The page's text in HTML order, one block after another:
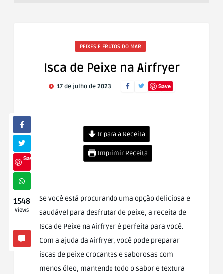
PEIXES E FRUTOS DO MAR
Isca de Peixe na Airfryer
17 de julho de 2023 Save
Save
1548
Views
Ir para a Receita
Imprimir Receita
Se você está procurando uma opção deliciosa e
saudável para desfrutar de peixe, a receita de
Isca de Peixe na Airfryer é perfeita para você.
Com a ajuda da Airfryer, você pode preparar
iscas de peixe crocantes e saborosas com
menos óleo, mantendo todo o sabor e textura